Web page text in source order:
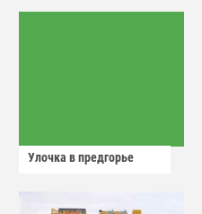
Улочка в предгорье